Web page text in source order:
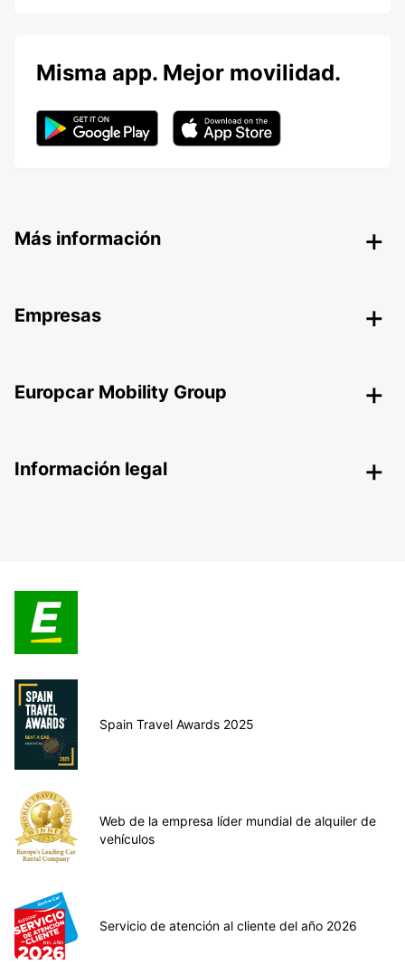
Misma app. Mejor movilidad.
Más información
Empresas
Europcar Mobility Group
Información legal
Spain Travel Awards 2025
Web de la empresa líder mundial de alquiler de
vehículos
Servicio de atención al cliente del año 2026